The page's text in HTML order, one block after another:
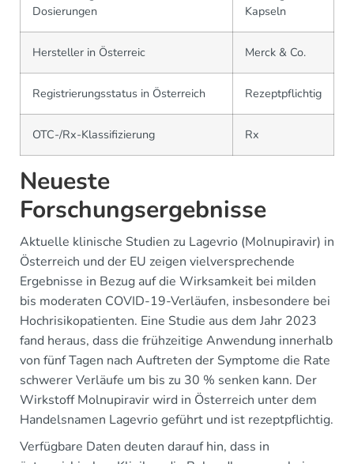
Dosierungen
Kapseln
Hersteller in Österreic Merck & Co.
Registrierungsstatus in Österreich Rezeptpflichtig
OTC-/Rx-Klassifizierung Rx
Neueste
Forschungsergebnisse
Aktuelle klinische Studien zu Lagevrio (Molnupiravir) in
Österreich und der EU zeigen vielversprechende
Ergebnisse in Bezug auf die Wirksamkeit bei milden
bis moderaten COVID-19-Verläufen, insbesondere bei
Hochrisikopatienten. Eine Studie aus dem Jahr 2023
fand heraus, dass die frühzeitige Anwendung innerhalb
von fünf Tagen nach Auftreten der Symptome die Rate
schwerer Verläufe um bis zu 30 % senken kann. Der
Wirkstoff Molnupiravir wird in Österreich unter dem
Handelsnamen Lagevrio geführt und ist rezeptpflichtig.
Verfügbare Daten deuten darauf hin, dass in